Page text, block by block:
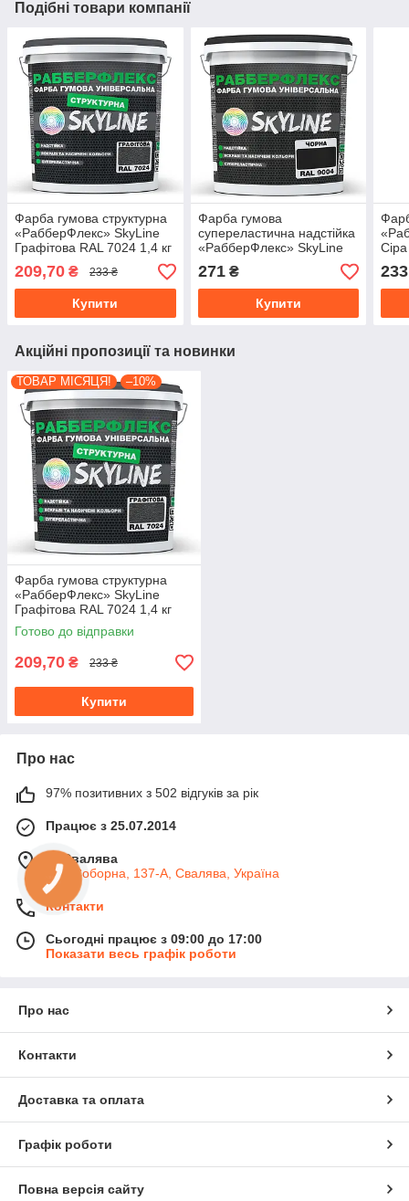
Подібні товари компанії
Фарба гумова структурна
«РабберФлекс» SkyLine
Графітова RAL 7024 1,4 кг
209,70 ₴ 233 ₴
Купити
Фарба гумова
супереластична надстійка
«РабберФлекс» SkyLine
Чорний RAL 9004 1,2 кг
271₴
Купити
233
Акційні пропозиції та новинки
ТОВАР МІСЯЦЯ! –10%
Фарба гумова структурна
«РабберФлекс» SkyLine
Графітова RAL 7024 1,4 кг
Готово до відправки
209,70 ₴ 233 ₴
Купити
Про нас
97% позитивних з 502 відгуків за рік
Працює з 25.07.2014
м. Свалява
вул. Соборна, 137-А, Свалява, Україна
Контакти
Сьогодні працює з 09:00 до 17:00
Показати весь графік роботи
Про нас
Контакти
Доставка та оплата
Графік роботи
Повна версія сайту